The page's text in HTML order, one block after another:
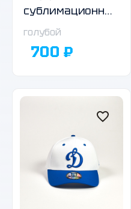
сублимационный,
в ассортименте
голубой
700 ₽